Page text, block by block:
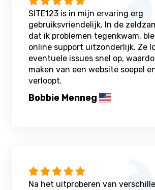
SITE123 is in mijn ervaring erg
gebruiksvriendelijk. In de
dat ik problemen tegenkwam,
online support uitzonderlijk. Ze
eventuele issues snel op,
maken van een website soepel
verloopt.
Bobbie Menneg
Na het uitproberen van